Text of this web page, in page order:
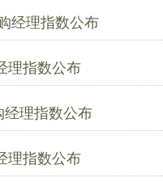
经理指数公布
理指数公布
理指数公布
理指数公布